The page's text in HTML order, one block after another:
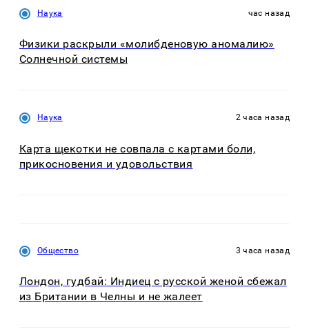
Наука час назад
Физики раскрыли «молибденовую аномалию»
Солнечной системы
Наука 2 часа назад
Карта щекотки не совпала с картами боли,
прикосновения и удовольствия
Общество 3 часа назад
Лондон, гудбай: Индиец с русской женой сбежал
из Британии в Челны и не жалеет